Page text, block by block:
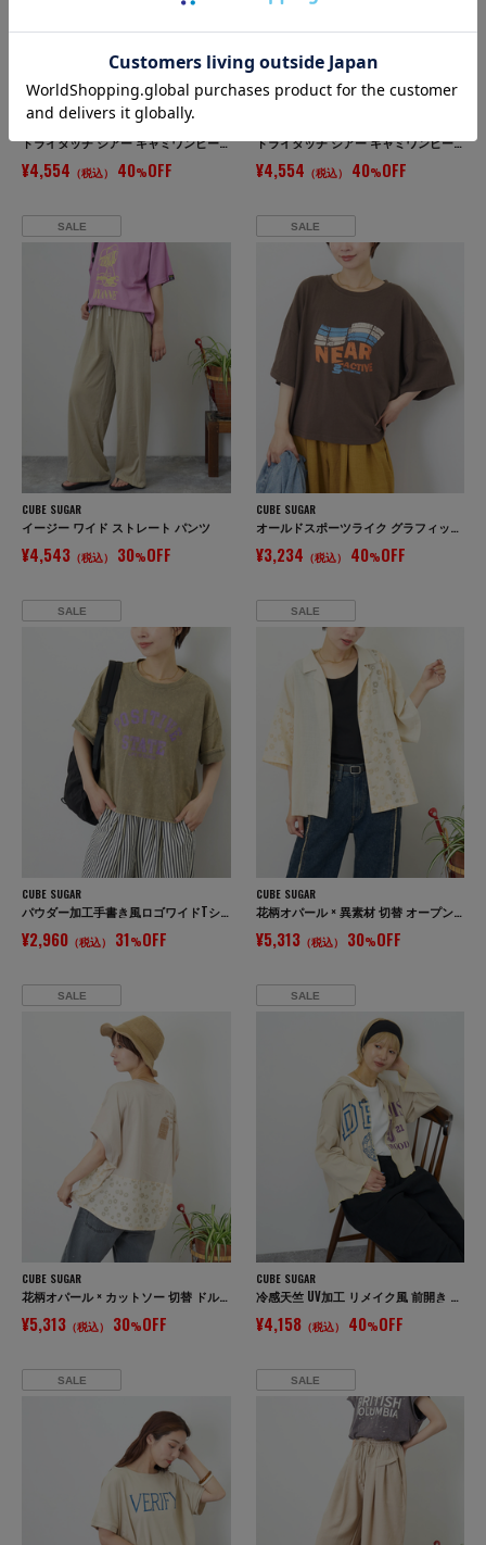
CUBE SUGAR
ドライタッチ シアー キャミワンピース
¥4,554 （税込） 40%OFF
ドライタッチ シアー キャミワンピース
¥4,554 （税込） 40%OFF
SALE
CUBE SUGAR
イージー ワイド ストレート パンツ
¥4,543 （税込） 30%OFF
SALE
CUBE SUGAR
オールドスポーツライク グラフィックロゴ ワイド Tシャツ
¥3,234 （税込） 40%OFF
SALE
CUBE SUGAR
パウダー加工手書き風ロゴワイドTシャツ
¥2,960 （税込） 31%OFF
SALE
CUBE SUGAR
花柄オパール × 異素材 切替 オープンカラー シャツ
¥5,313（税込） 30%OFF
SALE
CUBE SUGAR
花柄オパール × カットソー 切替 ドルマン Tシャツ
¥5,313 （税込） 30%OFF
SALE
CUBE SUGAR
冷感天竺 UV加工 リメイク風 前開き パーカー
¥4,158（税込） 40%OFF
SALE SALE